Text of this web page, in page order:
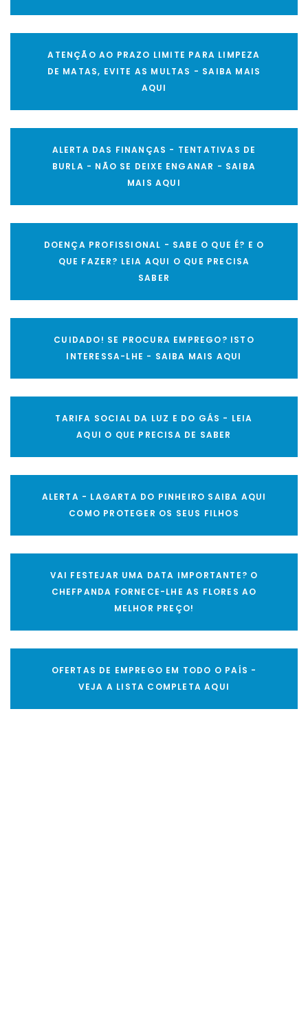
ATENÇÃO AO PRAZO LIMITE PARA LIMPEZA
DE MATAS, EVITE AS MULTAS - SAIBA MAIS
AQUI
ALERTA DAS FINANÇAS - TENTATIVAS DE
BURLA - NÃO SE DEIXE ENGANAR - SAIBA
MAIS AQUI
DOENÇA PROFISSIONAL - SABE O QUE É? E O
QUE FAZER? LEIA AQUI O QUE PRECISA
SABER
CUIDADO! SE PROCURA EMPREGO? ISTO
INTERESSA-LHE - SAIBA MAIS AQUI
TARIFA SOCIAL DA LUZ E DO GÁS - LEIA
AQUI O QUE PRECISA DE SABER
ALERTA - LAGARTA DO PINHEIRO SAIBA AQUI
COMO PROTEGER OS SEUS FILHOS
VAI FESTEJAR UMA DATA IMPORTANTE? O
CHEFPANDA FORNECE-LHE AS FLORES AO
MELHOR PREÇO!
OFERTAS DE EMPREGO EM TODO O PAÍS -
VEJA A LISTA COMPLETA AQUI